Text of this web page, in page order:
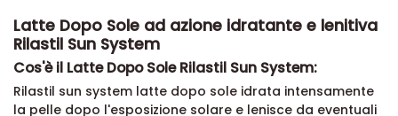
Latte Dopo Sole ad azione idratante e lenitiva
Rilastil Sun System
Cos'è il Latte Dopo Sole Rilastil Sun System:
Rilastil sun system latte dopo sole idrata intensamente
la pelle dopo l'esposizione solare e lenisce da eventuali